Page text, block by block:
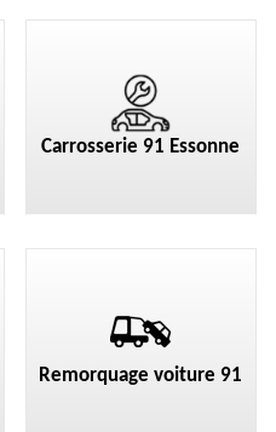
Carrosserie 91 Essonne
Remorquage voiture 91